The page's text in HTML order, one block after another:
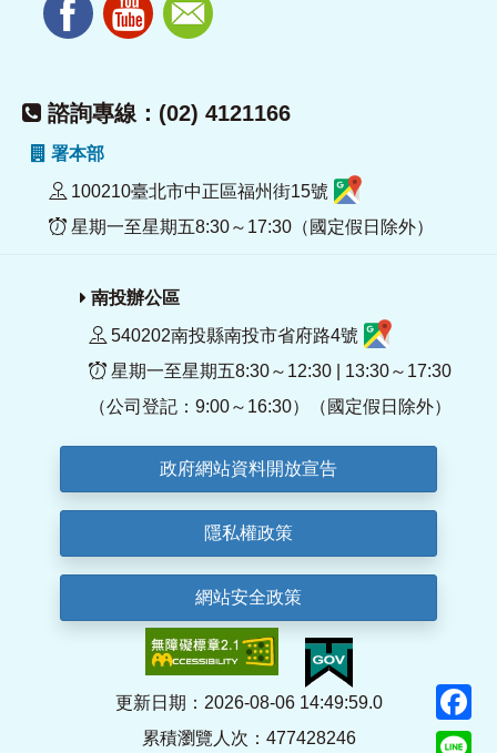
諮詢專線：(02) 4121166
署本部
100210臺北市中正區福州街15號
星期一至星期五8:30～17:30（國定假日除外）
南投辦公區
540202南投縣南投市省府路4號
星期一至星期五8:30～12:30 | 13:30～17:30
（公司登記：9:00～16:30）（國定假日除外）
政府網站資料開放宣告
隱私權政策
網站安全政策
更新日期：2026-08-06 14:49:59.0
累積瀏覽人次：477428246